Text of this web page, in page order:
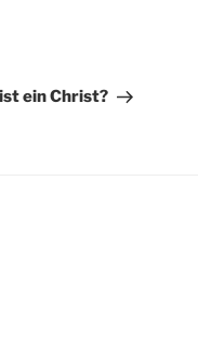
ist ein Christ?